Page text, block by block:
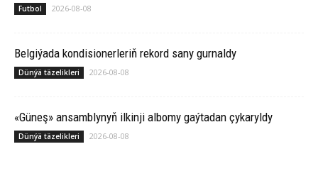
Futbol 2026-08-08
Belgiýada kondisionerleriň rekord sany gurnaldy
Dünýä täzelikleri 2026-08-08
«Güneş» ansamblynyň ilkinji albomy gaýtadan çykaryldy
Dünýä täzelikleri 2026-08-08